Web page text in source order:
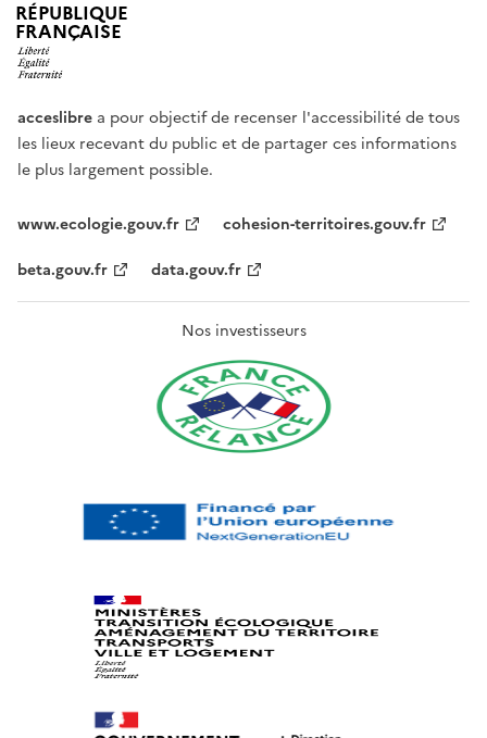
RÉPUBLIQUE
FRANÇAISE
acceslibre a pour objectif de recenser l'accessibilité de tous
les lieux recevant du public et de partager ces informations
le plus largement possible.
www.ecologie.gouv.fr
cohesion-territoires.gouv.fr
beta.gouv.fr
data.gouv.fr
Nos investisseurs